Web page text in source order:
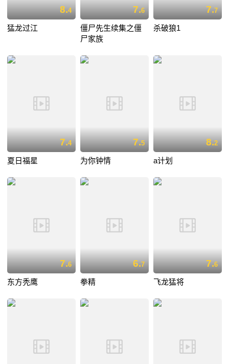
8.4
猛龙过江
7.6
僵尸先生续集之僵
尸家族
7.7
杀破狼1
7.4
夏日福星
7.5
为你钟情
8.2
a计划
7.6
东方秃鹰
6.7
拳精
7.6
飞龙猛将